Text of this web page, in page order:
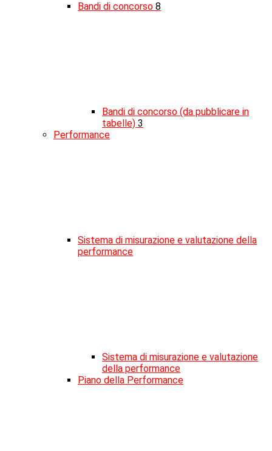
Bandi di concorso 8
Bandi di concorso (da pubblicare in
tabelle) 3
Performance
Sistema di misurazione e valutazione della
performance
Sistema di misurazione e valutazione
della performance
Piano della Performance